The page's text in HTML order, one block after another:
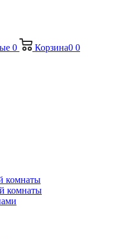
0 Корзина0 0
комнаты
комнаты